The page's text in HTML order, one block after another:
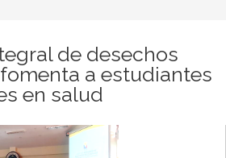
de desechos
a estudiantes
en salud